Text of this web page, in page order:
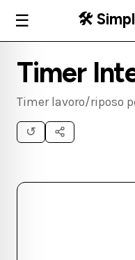
☰ 🛠️
Timer
Timer lavoro/riposo
↺